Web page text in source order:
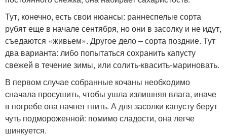
Тут, конечно, есть свои нюансы: раннеспелые сорта
рубят еще в начале сентября, но они в засолку и не идут,
съедаются «живьем». Другое дело – сорта поздние. Тут
два варианта: либо попытаться сохранить капусту
свежей в течение зимы, или солить-квасить-мариновать.
В первом случае собранные кочаны необходимо
сначала просушить, чтобы ушла излишняя влага, иначе
в погребе она начнет гнить. А для засолки капусту берут
чуть подмороженной: помимо сладости, она легче
шинкуется.